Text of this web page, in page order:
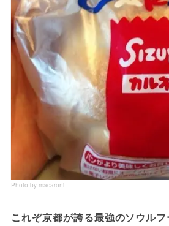
Photo by macaroni
これぞ京都が誇る最強のソウルフ